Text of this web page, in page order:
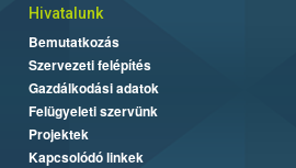
Hivatalunk
Bemutatkozás
Szervezeti felépítés
Gazdálkodási adatok
Felügyeleti szervünk
Projektek
Kapcsolódó linkek